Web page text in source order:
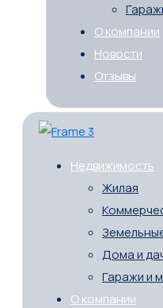
О компании
Новости
Отзывы
Недвижимость
Жилая
Дома и
Гаражи и
О компании